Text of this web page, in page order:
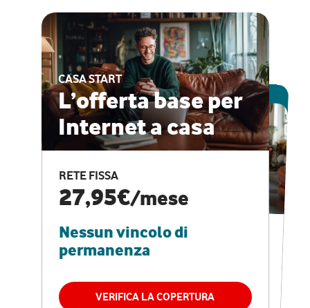
CASA START
L’offerta base per
Internet a casa
RETE FISSA
27,95€/mese
Nessun vincolo di
permanenza
VERIFICA LA COPERTURA
ESCLUSIVA ONLINE
CASA PRO
Internet veloce e
vantaggi speciali
RETE FISSA + VODAFONE CLUB
29,95€
permanenza